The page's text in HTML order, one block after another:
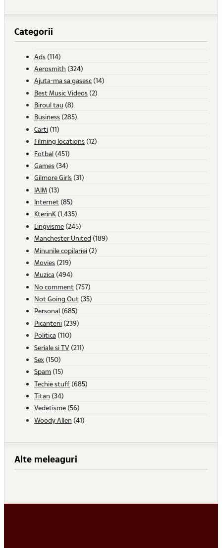
Categorii
Ads (114)
Aerosmith (324)
Ajuta-ma sa gasesc (14)
Best Music Videos (2)
Biroul tau (8)
Business (285)
Carti (11)
Filming locations (12)
Fotbal (451)
Games (34)
Gilmore Girls (31)
IAIM (13)
Internet (85)
KterinK (1,435)
Lingvisme (245)
Manchester United (189)
Minunile copilariei (2)
Movies (219)
Muzica (494)
No comment (757)
Not Going Out (35)
Personal (685)
Picanterii (239)
Politica (110)
Seriale si TV (211)
Sex (150)
Spam (15)
Techie stuff (685)
Titan (34)
Vedetisme (56)
Woody Allen (41)
Alte meleaguri